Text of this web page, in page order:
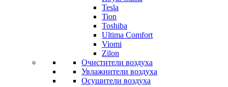
Tesla
Tion
Toshiba
Ultima Comfort
Viomi
Zilon
Очистители воздуха
Увлажнители воздуха
Осушители воздуха